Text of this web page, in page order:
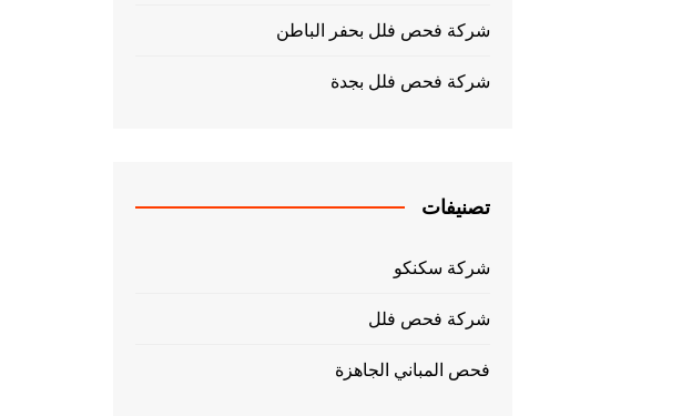
شركة فحص فلل بحفر الباطن
شركة فحص فلل بجدة
تصنيفات
شركة سكنكو
شركة فحص فلل
فحص المباني الجاهزة